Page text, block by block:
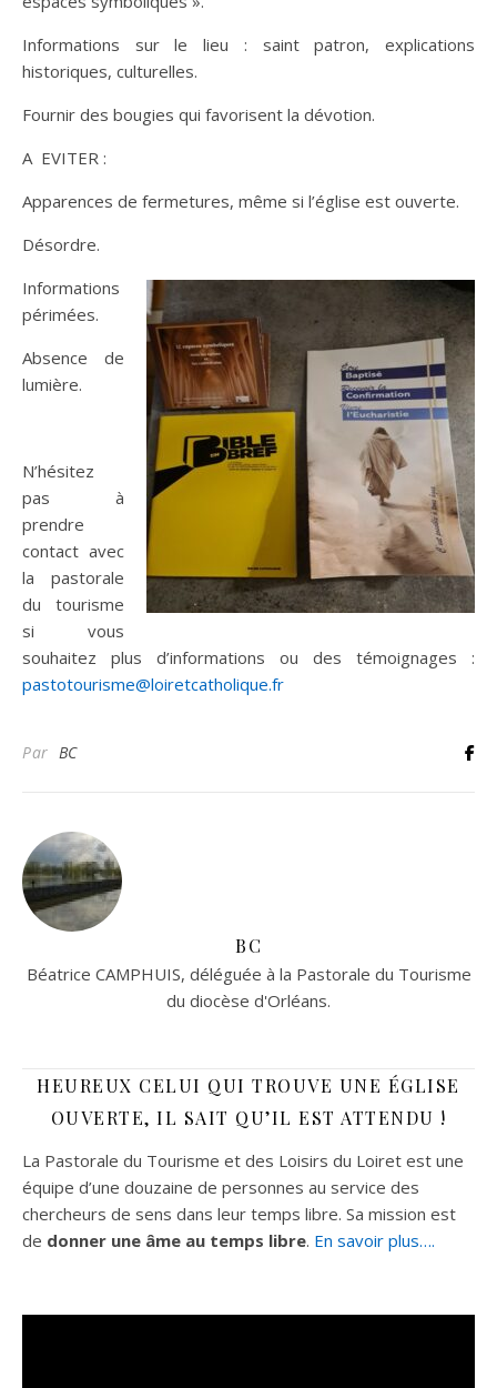
Informations sur le lieu : saint patron, explications
historiques, culturelles.
Fournir des bougies qui favorisent la dévotion.
A EVITER :
Apparences de fermetures, même si l’église est ouverte.
Désordre.
Informations
périmées.
Absence de
lumière.
N’hésitez
pas à
prendre
contact avec
la pastorale
du tourisme
si vous
souhaitez plus d’informations ou des témoignages :
pastotourisme@loiretcatholique.fr
Par BC
BC
Béatrice CAMPHUIS, déléguée à la Pastorale du Tourisme
du diocèse d'Orléans.
HEUREUX CELUI QUI TROUVE UNE ÉGLISE
OUVERTE, IL SAIT QU’IL EST ATTENDU !
La Pastorale du Tourisme et des Loisirs du Loiret est une
équipe d’une douzaine de personnes au service des
chercheurs de sens dans leur temps libre. Sa mission est
de donner une âme au temps libre. En savoir plus….